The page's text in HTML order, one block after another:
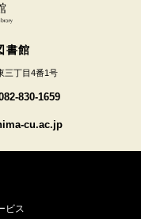
書館
三丁目4番1号
830-1659
cu.ac.jp
ビス